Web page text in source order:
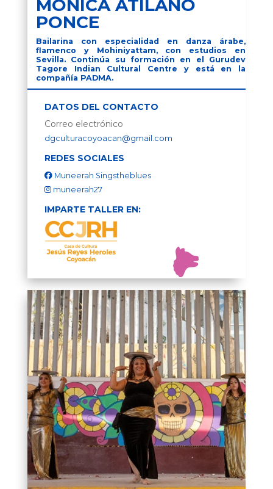
MÓNICA ATILANO
PONCE
Bailarina con especialidad en danza árabe,
flamenco y Mohiniyattam, con estudios en
Sevilla. Continúa su formación en el Gurudev
Tagore Indian Cultural Centre y está en la
compañía PADMA.
DATOS DEL CONTACTO
Correo electrónico
dgculturacoyoacan@gmail.com
REDES SOCIALES
Muneerah Singstheblues
muneerah27
IMPARTE TALLER EN: